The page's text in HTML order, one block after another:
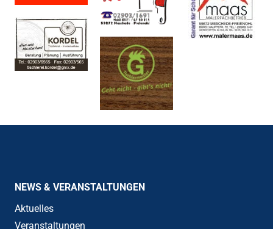
NEWS & VERANSTALTUNGEN
Aktuelles
Veranstaltungen